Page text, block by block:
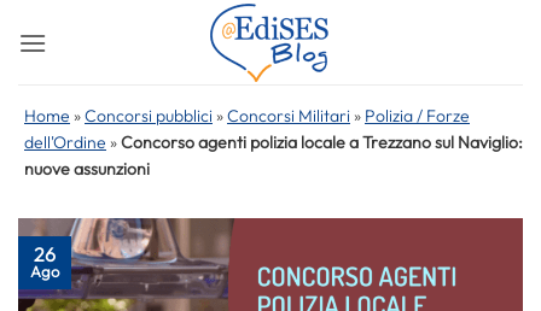
Home »Concorsi pubblici »Concorsi Militari » Polizia / Forze
dell'Ordine »Concorso agenti polizia locale a Trezzano sul Naviglio:
nuove assunzioni
26
Ago